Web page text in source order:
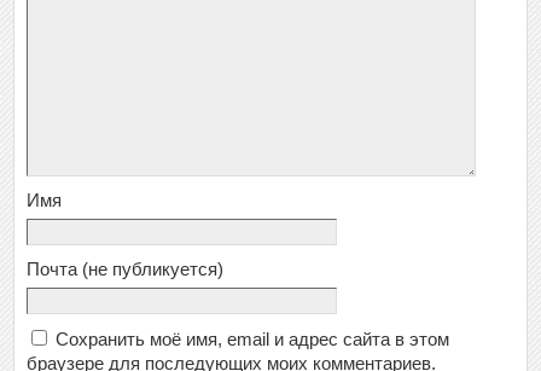
Имя
Почта (не публикуется)
Сохранить моё имя, email и адрес сайта в этом
браузере для последующих моих комментариев.